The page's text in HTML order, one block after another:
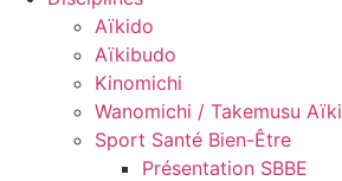
Aïkido
Aïkibudo
Kinomichi
Wanomichi / Takemusu Aïki
Sport Santé Bien-Être
Présentation SBBE